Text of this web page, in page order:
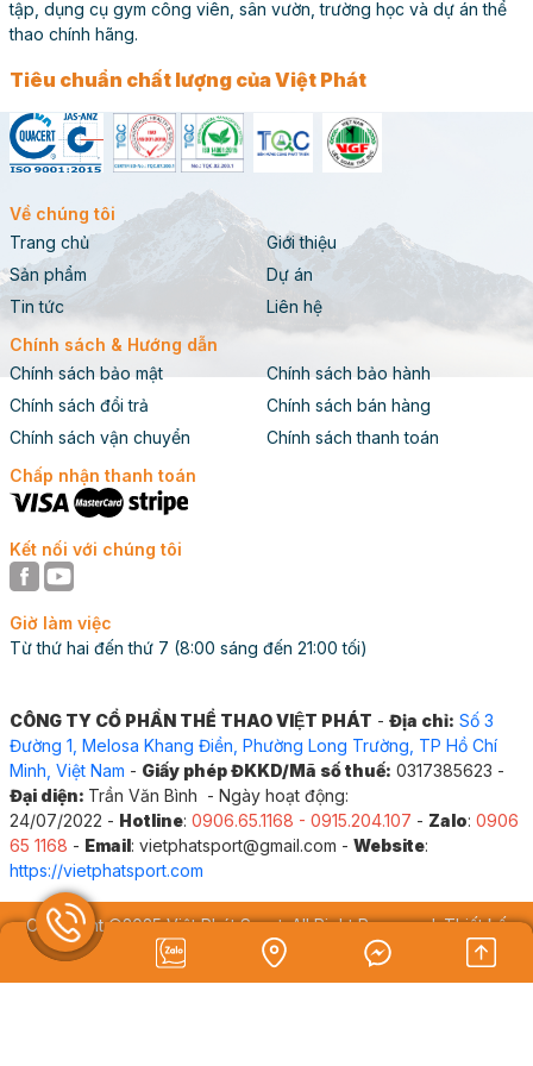
chuẩn khắt khe về chất lượng, an toàn và tính thẩm mỹ.
Hòa Bình, Bạc Liêu
Sản phẩm đạt chuẩn Australia về dụng cụ ngoài trời,
chứng nhận ISO 9001:2015, ISO 14001:2015, ISO
45001:2018 và tuân thủ tiêu chuẩn cơ sở TCCS
01:2016/VIFA. Bên cạnh đó, sản phẩm còn được
định chất lượng và độ tin cậy hàng đầu.
tập, dụng cụ gym công viên, sân vườn, trường học và dự án thể
thao chính hãng.
Tiêu chuẩn chất lượng của Việt Phát
Về chúng tôi
Trang chủ
Giới thiệu
Sản phẩm
Dự án
Tin tức
Liên hệ
Chính sách & Hướng dẫn
Chính sách bảo mật
Chính sách bảo hành
Chính sách đổi trả
Chính sách bán hàng
Chính sách vận chuyển
Chính sách thanh toán
Chấp nhận thanh toán
Kết nối với chúng tôi
Giờ làm việc
Từ thứ hai đến thứ 7 (8:00 sáng đến 21:00 tối)
CÔNG TY CỔ PHẦN THỂ THAO VIỆT PHÁT - Địa chỉ: Số 3
Đường 1, Melosa Khang Điền, Phường Long Trường, TP Hồ Chí
Minh, Việt Nam - Giấy phép ĐKKD/Mã số thuế: 0317385623 -
Đại diện: Trần Văn Bình - Ngày hoạt động:
24/07/2022 - Hotline: 0906.65.1168 - 0915.204.107 - Zalo: 0906
65 1168 - Email: vietphatsport@gmail.com - Website:
https://vietphatsport.com
Copyright ©2025 Việt Phát Sport. All Right Reserved. Thiết kế
WebMIMA
| Hôm nay: 513